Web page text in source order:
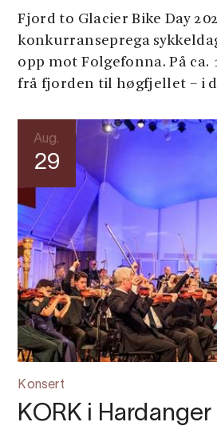
Fjord to Glacier Bike Day
konkurranseprega
opp mot Folgefonna. På ca.
frå fjorden til høgfjellet – i
Aug.
29
Konsert
KORK i Hardanger